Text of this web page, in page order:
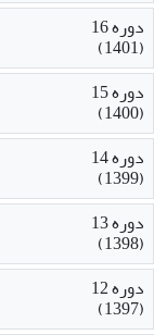
دوره 16
(1401)
دوره 15
(1400)
دوره 14
(1399)
دوره 13
(1398)
دوره 12
(1397)